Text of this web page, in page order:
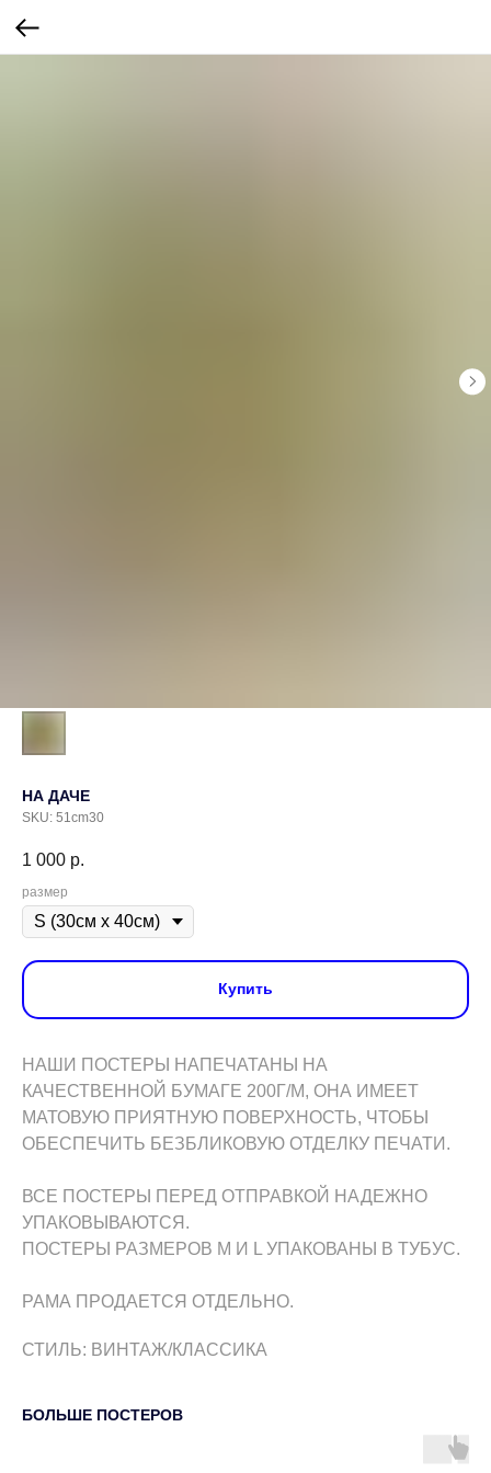
НА ДАЧЕ
SKU: 51cm30
1 000 р.
размер
Купить
НАШИ ПОСТЕРЫ НАПЕЧАТАНЫ НА
КАЧЕСТВЕННОЙ БУМАГЕ 200Г/М, ОНА ИМЕЕТ
МАТОВУЮ ПРИЯТНУЮ ПОВЕРХНОСТЬ, ЧТОБЫ
ОБЕСПЕЧИТЬ БЕЗБЛИКОВУЮ ОТДЕЛКУ ПЕЧАТИ.
ВСЕ ПОСТЕРЫ ПЕРЕД ОТПРАВКОЙ НАДЕЖНО
УПАКОВЫВАЮТСЯ.
ПОСТЕРЫ РАЗМЕРОВ M И L УПАКОВАНЫ В ТУБУС.
РАМА ПРОДАЕТСЯ ОТДЕЛЬНО.
СТИЛЬ: ВИНТАЖ/КЛАССИКА
БОЛЬШЕ ПОСТЕРОВ